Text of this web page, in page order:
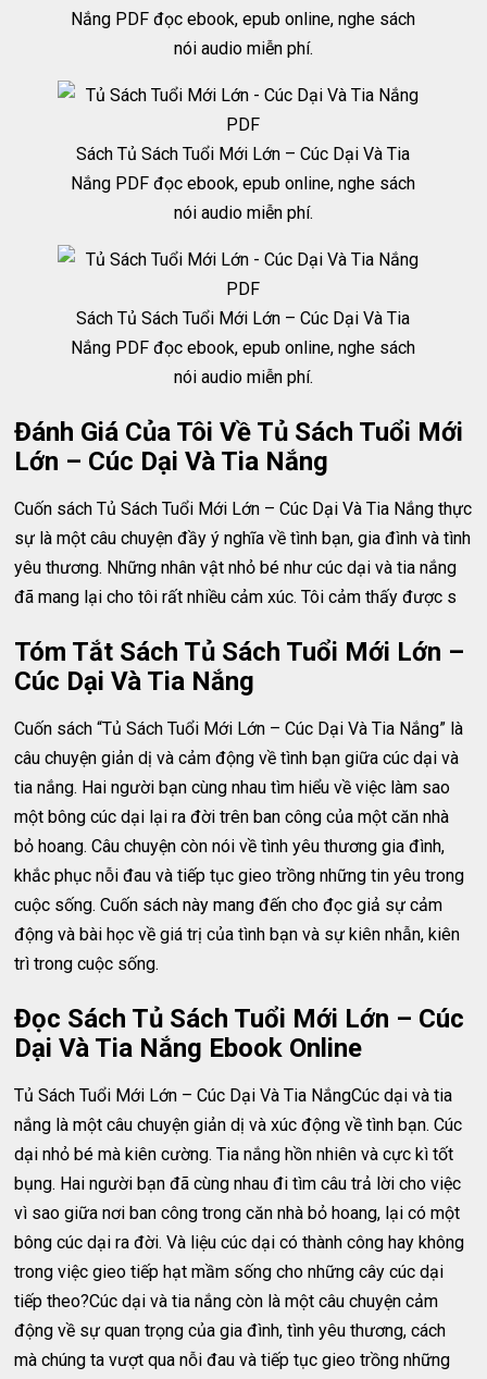
Nắng PDF đọc ebook, epub online, nghe sách
nói audio miễn phí.
Sách Tủ Sách Tuổi Mới Lớn – Cúc Dại Và Tia
Nắng PDF đọc ebook, epub online, nghe sách
nói audio miễn phí.
Sách Tủ Sách Tuổi Mới Lớn – Cúc Dại Và Tia
Nắng PDF đọc ebook, epub online, nghe sách
nói audio miễn phí.
Đánh Giá Của Tôi Về Tủ Sách Tuổi Mới
Lớn – Cúc Dại Và Tia Nắng
Cuốn sách Tủ Sách Tuổi Mới Lớn – Cúc Dại Và Tia Nắng thực
sự là một câu chuyện đầy ý nghĩa về tình bạn, gia đình và tình
yêu thương. Những nhân vật nhỏ bé như cúc dại và tia nắng
đã mang lại cho tôi rất nhiều cảm xúc. Tôi cảm thấy được s
Tóm Tắt Sách Tủ Sách Tuổi Mới Lớn –
Cúc Dại Và Tia Nắng
Cuốn sách “Tủ Sách Tuổi Mới Lớn – Cúc Dại Và Tia Nắng” là
câu chuyện giản dị và cảm động về tình bạn giữa cúc dại và
tia nắng. Hai người bạn cùng nhau tìm hiểu về việc làm sao
một bông cúc dại lại ra đời trên ban công của một căn nhà
bỏ hoang. Câu chuyện còn nói về tình yêu thương gia đình,
khắc phục nỗi đau và tiếp tục gieo trồng những tin yêu trong
cuộc sống. Cuốn sách này mang đến cho đọc giả sự cảm
động và bài học về giá trị của tình bạn và sự kiên nhẫn, kiên
trì trong cuộc sống.
Đọc Sách Tủ Sách Tuổi Mới Lớn – Cúc
Dại Và Tia Nắng Ebook Online
Tủ Sách Tuổi Mới Lớn – Cúc Dại Và Tia NắngCúc dại và tia
nắng là một câu chuyện giản dị và xúc động về tình bạn. Cúc
dại nhỏ bé mà kiên cường. Tia nắng hồn nhiên và cực kì tốt
bụng. Hai người bạn đã cùng nhau đi tìm câu trả lời cho việc
vì sao giữa nơi ban công trong căn nhà bỏ hoang, lại có một
bông cúc dại ra đời. Và liệu cúc dại có thành công hay không
trong việc gieo tiếp hạt mầm sống cho những cây cúc dại
tiếp theo?Cúc dại và tia nắng còn là một câu chuyện cảm
động về sự quan trọng của gia đình, tình yêu thương, cách
mà chúng ta vượt qua nỗi đau và tiếp tục gieo trồng những